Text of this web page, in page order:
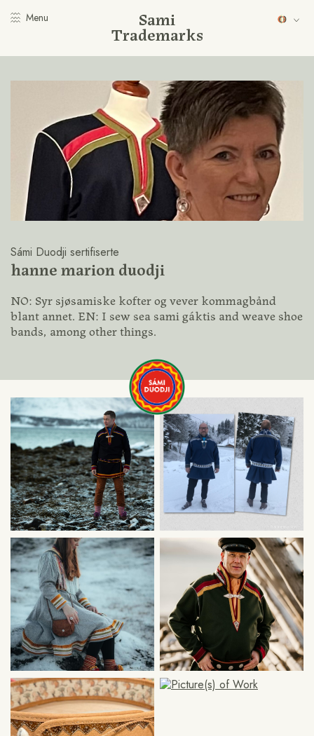
Menu Sami
Trademarks
Sámi Duodji sertifiserte
hanne marion duodji
NO: Syr sjøsamiske kofter og vever kommagbånd
blant annet. EN: I sew sea sami gáktis and weave shoe
bands, among other things.